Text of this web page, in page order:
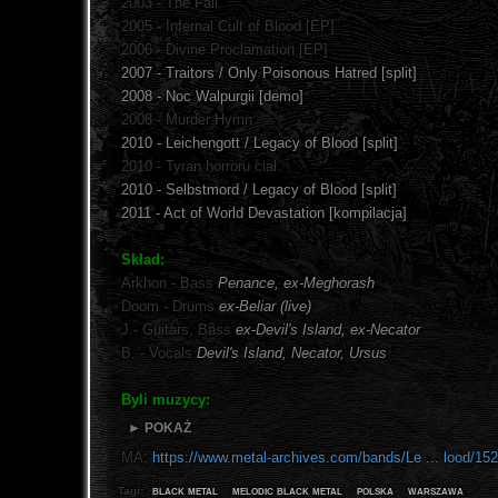
2005 - Infernal Cult of Blood [EP]
2006 - Divine Proclamation [EP]
2007 - Traitors / Only Poisonous Hatred [split]
2008 - Noc Walpurgii [demo]
2008 - Murder Hymn
2010 - Leichengott / Legacy of Blood [split]
2010 - Tyran horroru ciał
2010 - Selbstmord / Legacy of Blood [split]
2011 - Act of World Devastation [kompilacja]
Skład:
Arkhon - Bass Penance, ex-Meghorash
Doom - Drums ex-Beliar (live)
J - Guitars, Bass ex-Devil's Island, ex-Necator
B. - Vocals Devil's Island, Necator, Ursus
Byli muzycy:
► POKAŻ
MA: https://www.metal-archives.com/bands/Le ... lood/
Tagi: black metal melodic black metal polska warszawa